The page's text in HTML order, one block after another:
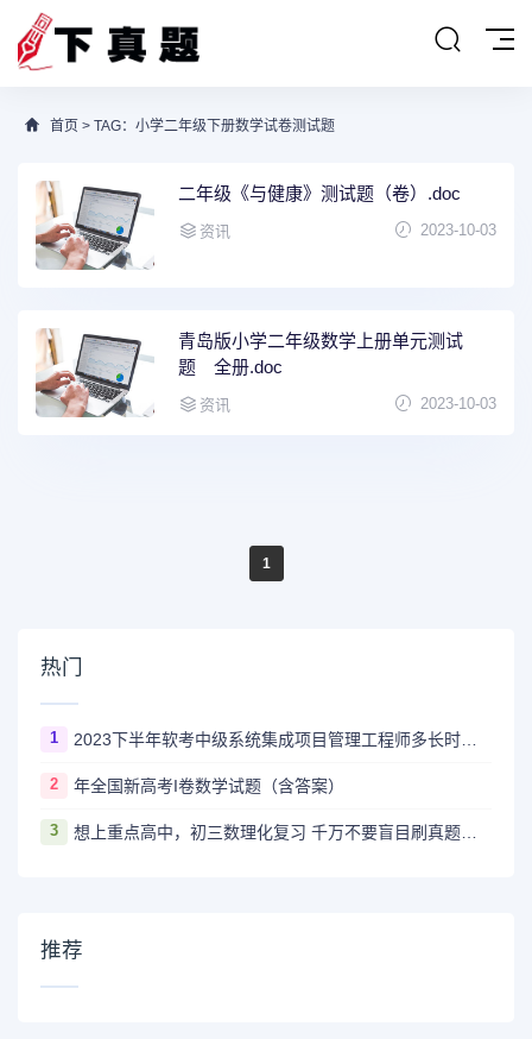
首页 > TAG：小学二年级下册数学试卷测试题
二年级《与健康》测试题（卷）.doc
资讯 2023-10-03
青岛版小学二年级数学上册单元测试
题 全册.doc
资讯 2023-10-03
1
热门
1 2023下半年软考中级系统集成项目管理工程师多长时间出成绩
2 年全国新高考I卷数学试题（含答案）
3 想上重点高中，初三数理化复习 千万不要盲目刷真题卷和模拟卷！
推荐